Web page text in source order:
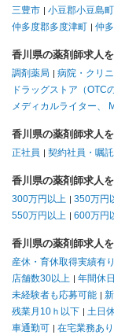
三豊市
小豆郡小豆島町
仲多度郡多度津町
仲
香川県の薬剤師求人
調剤薬局 病院・クリ
ドラッグストア（OTC
メディカルライター、
香川県の薬剤師求人
正社員 契約社員・嘱
香川県の薬剤師求人
300万円以上 350万円
550万円以上
600万円
香川県の薬剤師求人
産休・育休取得実績有り
店舗数30以上
年間休
未経験者も応募可能
残業月10ｈ以下
土日
車通勤可
在宅業務あり